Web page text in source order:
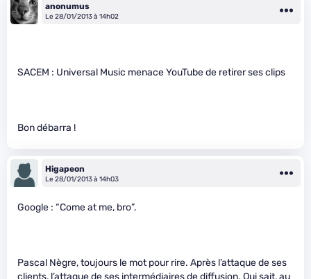
anonumus
Le 28/01/2013 à 14h02
SACEM : Universal Music menace YouTube de retirer ses clips
Bon débarra !
Higapeon
Le 28/01/2013 à 14h03
Google : “Come at me, bro”.
Pascal Nègre, toujours le mot pour rire. Après l’attaque de ses